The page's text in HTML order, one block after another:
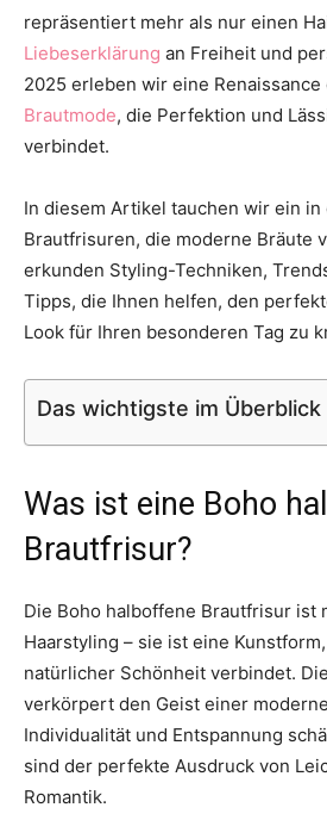
repräsentiert mehr als nur einen
Liebeserklärung an Freiheit und
2025 erleben wir eine
Brautmode, die Perfektion und
verbindet.
In diesem Artikel tauchen wir ein in
Brautfrisuren, die moderne Bräute
erkunden Styling-Techniken,
Tipps, die Ihnen helfen, den
Look für Ihren besonderen Tag zu
Das wichtigste im Überblick
Was ist eine Boho
Brautfrisur?
Die Boho halboffene Brautfrisur ist
Haarstyling – sie ist eine
natürlicher Schönheit verbindet.
verkörpert den Geist einer
Individualität und Entspannung
sind der perfekte Ausdruck von
Romantik.